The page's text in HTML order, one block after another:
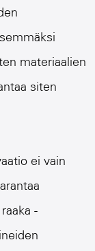
materiaalien
siten
ei vain
-